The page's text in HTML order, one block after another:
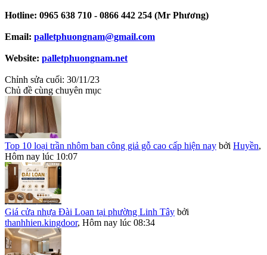
Hotline: 0965 638 710 - 0866 442 254 (Mr Phương)
Email: palletphuongnam@gmail.com
Website: palletphuongnam.net
Chỉnh sửa cuối: 30/11/23
Chủ đề cùng chuyên mục
Top 10 loại trần nhôm ban công giả gỗ cao cấp hiện nay bởi Huyền,
Hôm nay lúc 10:07
Giá cửa nhựa Đài Loan tại phường Linh Tây bởi
thanhhien.kingdoor, Hôm nay lúc 08:34